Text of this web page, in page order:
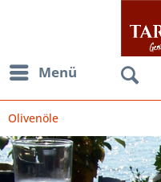
Menü
Olivenöle